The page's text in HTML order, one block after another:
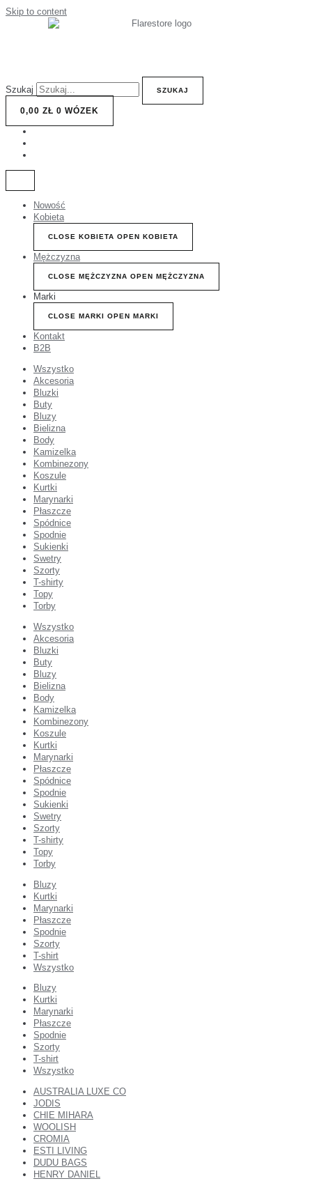
Skip to content
Szukaj SZUKAJ
0,00 ZŁ 0 WÓZEK
Nowość
Kobieta
CLOSE KOBIETA OPEN KOBIETA
Mężczyzna
CLOSE MĘŻCZYZNA OPEN MĘŻCZYZNA
Marki
CLOSE MARKI OPEN MARKI
Kontakt
B2B
Wszystko
Akcesoria
Bluzki
Buty
Bluzy
Bielizna
Body
Kamizelka
Kombinezony
Koszule
Kurtki
Marynarki
Płaszcze
Spódnice
Spodnie
Sukienki
Swetry
Szorty
T-shirty
Topy
Torby
Wszystko
Akcesoria
Bluzki
Buty
Bluzy
Bielizna
Body
Kamizelka
Kombinezony
Koszule
Kurtki
Marynarki
Płaszcze
Spódnice
Spodnie
Sukienki
Swetry
Szorty
T-shirty
Topy
Torby
Bluzy
Kurtki
Marynarki
Płaszcze
Spodnie
Szorty
T-shirt
Wszystko
Bluzy
Kurtki
Marynarki
Płaszcze
Spodnie
Szorty
T-shirt
Wszystko
AUSTRALIA LUXE CO
JODIS
CHIE MIHARA
WOOLISH
CROMIA
ESTI LIVING
DUDU BAGS
HENRY DANIEL